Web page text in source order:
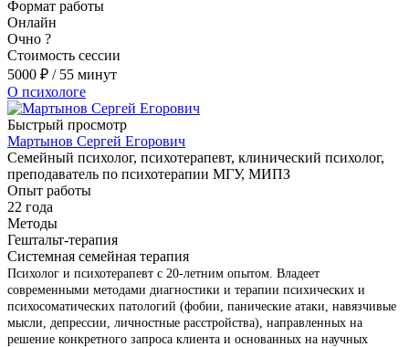
Формат работы
Онлайн
Очно ?
Стоимость сессии
5000 ₽ / 55 минут
О психологе
Быстрый просмотр
Мартынов Сергей Егорович
Семейный психолог, психотерапевт, клинический психолог,
преподаватель по психотерапии МГУ, МИПЗ
Опыт работы
22 года
Методы
Гештальт-терапия
Системная семейная терапия
Психолог и психотерапевт с 20-летним опытом. Владеет
современными методами диагностики и терапии психических и
психосоматических патологий (фобии, панические атаки, навязчивые
мысли, депрессии, личностные расстройства), направленных на
решение конкретного запроса клиента и основанных на научных